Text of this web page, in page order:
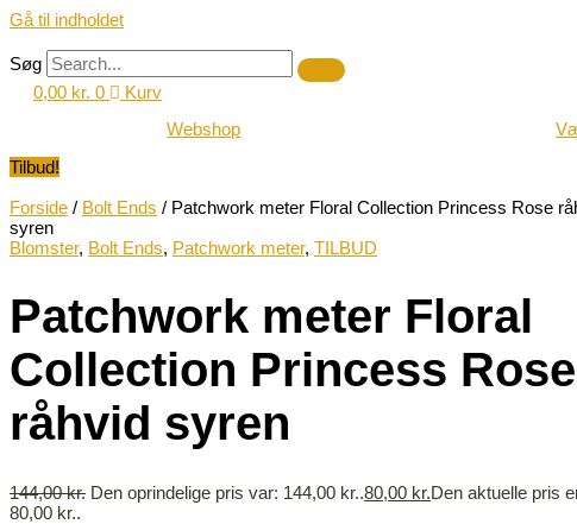
Gå til indholdet
Søg
0,00 kr. 0
Kurv
Webshop
Tilbud!
Forside / Bolt Ends / Patchwork meter Floral Collection Princess Rose
syren
Blomster, Bolt Ends, Patchwork meter, TILBUD
Patchwork meter Floral
Collection Princess Rose
råhvid syren
144,00kr. Den oprindelige pris var: 144,00 kr..80,00 kr.Den aktuelle pris
80,00 kr..